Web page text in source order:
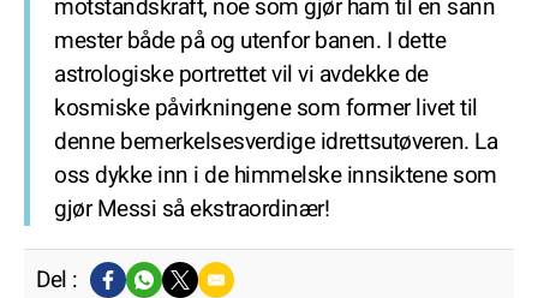
motstandskraft, noe som gjør ham til en sann
mester både på og utenfor banen. I dette
astrologiske portrettet vil vi avdekke de
kosmiske påvirkningene som former livet til
denne bemerkelsesverdige idrettsutøveren. La
oss dykke inn i de himmelske innsiktene som
gjør Messi så ekstraordinær!
Del :